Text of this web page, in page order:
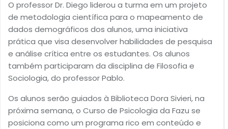
O professor Dr. Diego liderou a turma em um projeto
de metodologia científica para o mapeamento de
dados demográficos dos alunos, uma iniciativa
prática que visa desenvolver habilidades de pesquisa
e análise crítica entre os estudantes. Os alunos
também participaram da disciplina de Filosofia e
Sociologia, do professor Pablo.
Os alunos serão guiados à Biblioteca Dora Sivieri, na
próxima semana, o Curso de Psicologia da Fazu se
posiciona como um programa rico em conteúdo e